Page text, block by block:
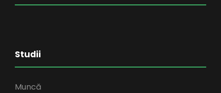
Studii
Muncă